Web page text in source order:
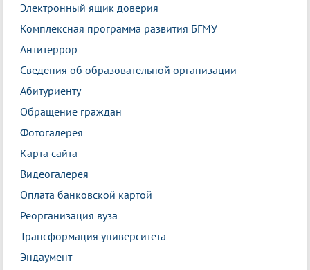
Электронный ящик доверия
Комплексная программа развития БГМУ
Антитеррор
Сведения об образовательной организации
Абитуриенту
Обращение граждан
Фотогалерея
Карта сайта
Видеогалерея
Оплата банковской картой
Реорганизация вуза
Трансформация университета
Эндаумент